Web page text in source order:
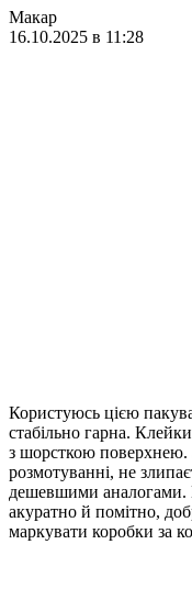
Макар
16.10.2025 в 11:28
Користуюсь цією
стабільно гарна.
з шорсткою поверхнею.
розмотуванні, не
дешевшими аналогами.
акуратно й помітно,
маркувати коробки за